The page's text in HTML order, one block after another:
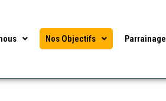
Nos Objectifs Parrainage